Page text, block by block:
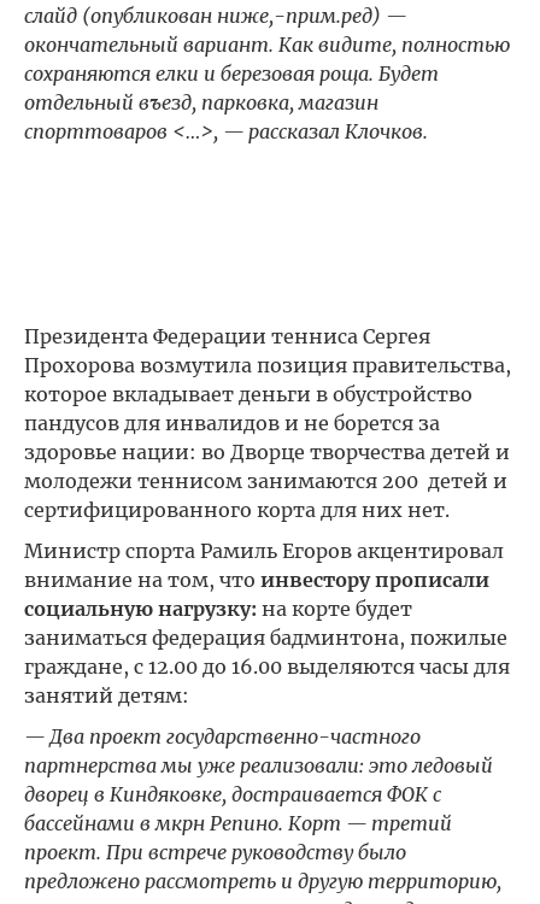
слайд (опубликован ниже,-прим.ред) —
окончательный вариант. Как видите, полностью
сохраняются елки и березовая роща. Будет
отдельный въезд, парковка, магазин
спорттоваров <…>, — рассказал Клочков.
Президента Федерации тенниса Сергея
Прохорова возмутила позиция правительства,
которое вкладывает деньги в обустройство
пандусов для инвалидов и не борется за
здоровье нации: во Дворце творчества детей и
молодежи теннисом занимаются 200 детей и
сертифицированного корта для них нет.
Министр спорта Рамиль Егоров акцентировал
внимание на том, что инвестору прописали
социальную нагрузку: на корте будет
заниматься федерация бадминтона, пожилые
граждане, с 12.00 до 16.00 выделяются часы для
занятий детям:
— Два проект государственно-частного
партнерства мы уже реализовали: это ледовый
дворец в Киндяковке, достраивается ФОК с
бассейнами в мкрн Репино. Корт — третий
проект. При встрече руководству было
предложено рассмотреть и другую территорию,